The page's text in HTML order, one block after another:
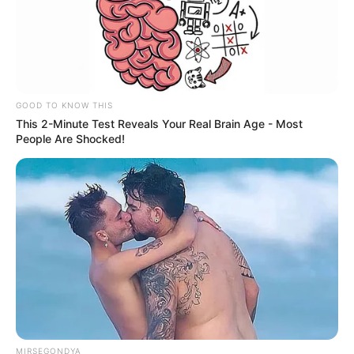
promulgar PEC 14 em semana de
mobilização.
Presidente Kennedy (ES) abre processo
seletivo para Agentes de Saúde e de
PEC 14: o que acontece com quinquênio,
DESTAQUES DO MÊS
Prefeitura realiza a maior entrega de
motocicletas aos Agentes de Saúde da
história...
Agente de Saúde é indiciada por falsificar
visitas que nunca aconteceram.
GOOD TO KNOW THIS
This 2-Minute Test Reveals Your Real Brain Age - Most
People Are Shocked!
MIRSEGONDYA